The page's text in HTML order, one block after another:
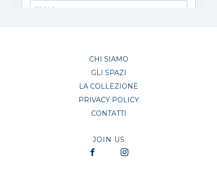
CHI SIAMO
GLI SPAZI
LA COLLEZIONE
PRIVACY POLICY
CONTATTI
JOIN US